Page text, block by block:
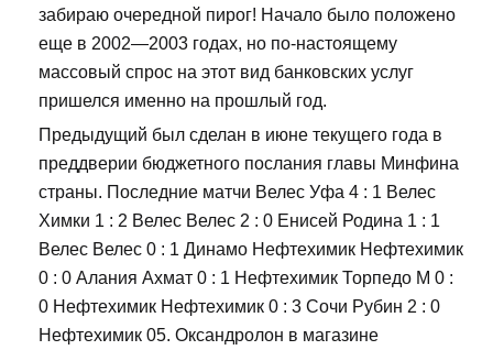
забираю очередной пирог! Начало было положено
еще в 2002—2003 годах, но по-настоящему
массовый спрос на этот вид банковских услуг
пришелся именно на прошлый год.
Предыдущий был сделан в июне текущего года в
преддверии бюджетного послания главы Минфина
страны. Последние матчи Велес Уфа 4 : 1 Велес
Химки 1 : 2 Велес Велес 2 : 0 Енисей Родина 1 : 1
Велес Велес 0 : 1 Динамо Нефтехимик Нефтехимик
0 : 0 Алания Ахмат 0 : 1 Нефтехимик Торпедо М 0 :
0 Нефтехимик Нефтехимик 0 : 3 Сочи Рубин 2 : 0
Нефтехимик 05. Оксандролон в магазине